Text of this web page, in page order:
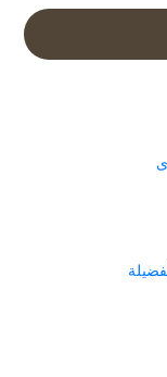
جمادى
لصاحب الفضيلة